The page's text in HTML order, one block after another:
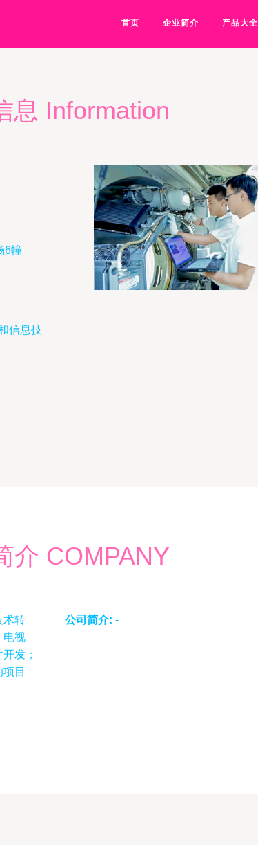
首页 企业简介 产品大全
息 Information
6幢
信息技
介 COMPANY
术转
电视
发；
目
公司简介: -